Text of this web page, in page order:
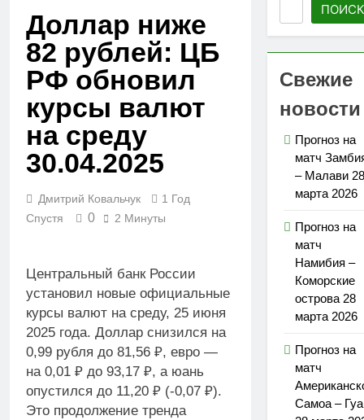
Доллар ниже
82 рублей: ЦБ
РФ обновил
курсы валют
на среду
30.04.2025
Дмитрий Ковальчук
1 Год
Спустя
0 2 Минуты
Центральный банк России
установил новые официальные
курсы валют на среду, 25 июня
2025 года. Доллар снизился на
0,99 рубля до 81,56 ₽, евро —
на 0,01 ₽ до 93,17 ₽, а юань
опустился до 11,20 ₽ (-0,07 ₽).
Это продолжение тренда
ПОИСК
Свежие
новости
Прогноз на
матч
– Малави 28
марта 2026
Прогноз на
матч
Намибия –
Коморские
острова 28
марта 2026
Прогноз на
матч
Самоа –